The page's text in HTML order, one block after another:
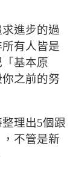
進步的過
有人皆是
基本原
之前的努
理出5個跟
，不管是新